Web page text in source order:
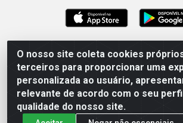
O nosso site coleta cookies
terceiros para proporcionar uma
personalizada ao usuário,
relevante de acordo com o seu
qualidade do nosso site.
Esperança Nordeste - Rua Professor
Estância - Recife / PE CEP: 50771-
03.666.136/0001-23